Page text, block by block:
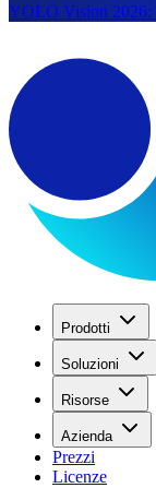
YOLO Vision 2026:
Prodotti
Soluzioni
Risorse
Azienda
Prezzi
Licenze